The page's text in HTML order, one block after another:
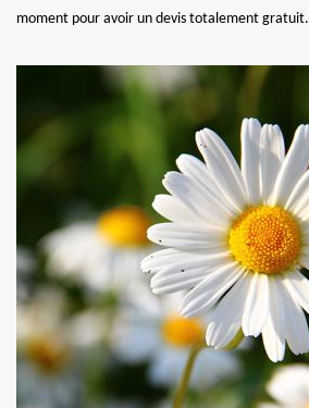
moment pour avoir un devis totalement gratuit.